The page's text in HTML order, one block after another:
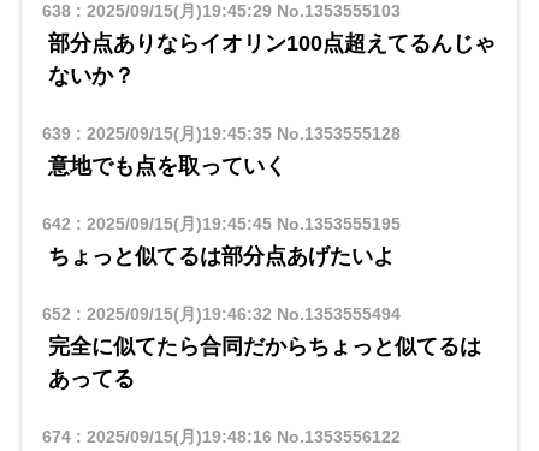
638: 2025/09/15(月)19:45:29No.1353555103
部分点ありならイオリン100点超えてるんじゃ
ないか？
639: 2025/09/15(月)19:45:35No.1353555128
意地でも点を取っていく
642 : 2025/09/15(月)19:45:45No.1353555195
ちょっと似てるは部分点あげたいよ
652 : 2025/09/15(月)19:46:32 No.1353555494
完全に似てたら合同だからちょっと似てるは
あってる
674: 2025/09/15(月)19:48:16 No.1353556122